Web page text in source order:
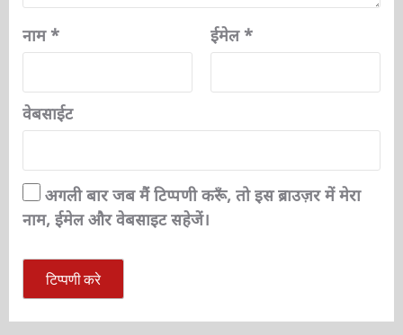
नाम* ईमेल*
वेबसाईट
अगली बार जब मैं टिप्पणी करूँ, तो इस ब्राउज़र में मेरा
नाम, ईमेल और वेबसाइट सहेजें।